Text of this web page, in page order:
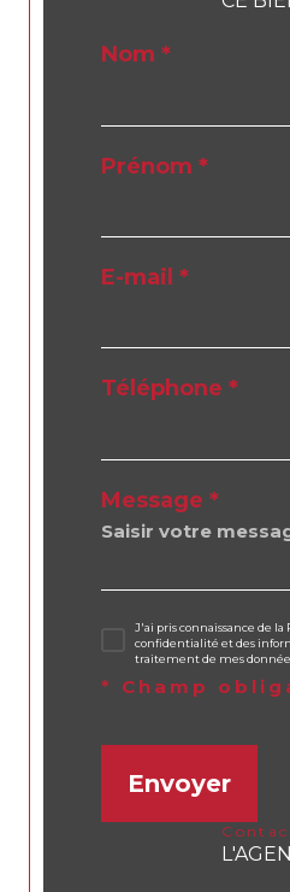
Nom *
Prénom *
E-mail *
Téléphone *
Message *
J'ai pris connaissance de la
confidentialité et des
traitement de mes
* Champ
Envoyer